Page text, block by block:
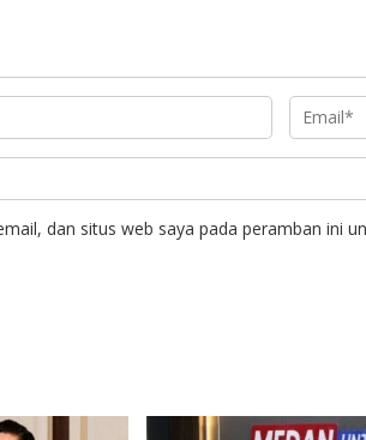
dan situs web saya pada peramban ini